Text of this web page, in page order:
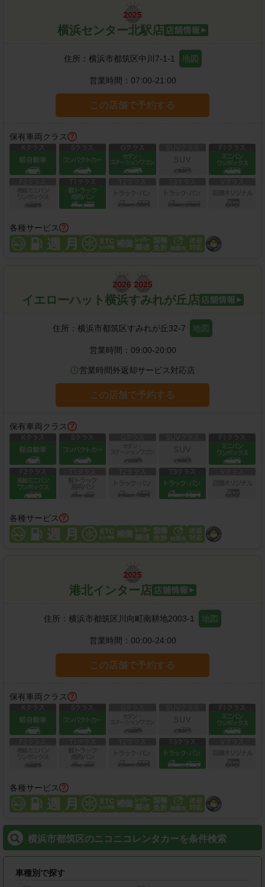
横浜センター北駅店
住所： 横浜市都筑区中川7-1-1 地図
営業時間： 07:00-21:00
この店舗で予約する
保有車両クラス
各種サービス
イエローハット横浜すみれが丘店
住所： 横浜市都筑区すみれが丘32-7 地図
営業時間： 09:00-20:00
営業時間外返却サービス対応店
この店舗で予約する
保有車両クラス
各種サービス
港北インター店
住所： 横浜市都筑区川向町南耕地2003-1 地図
営業時間： 00:00-24:00
この店舗で予約する
保有車両クラス
各種サービス
横浜市都筑区のニコニコレンタカーを条件検索
車種別で探す